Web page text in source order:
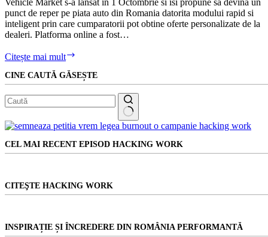
punct de reper pe piata auto din Romania datorita modului rapid si
inteligent prin care cumparatorii pot obtine oferte personalizate de la
dealeri. Platforma online a fost…
Citește mai mult
clujean
Vehicle
Market
intermediază
cu
automobile
și
să
revoluționeze
CINE CAUTĂ GĂSEȘTE
Niciun
CEL MAI RECENT EPISOD HACKING WORK
CITEŞTE HACKING WORK
INSPIRAȚIE ȘI ÎNCREDERE DIN ROMÂNIA PERFORMANTĂ